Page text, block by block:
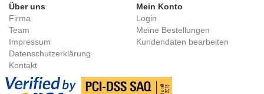
Über uns
Firma
Team
Impressum
Datenschutzerklärung
Kontakt
Mein Konto
Login
Meine Bestellungen
Kundendaten bearbeiten